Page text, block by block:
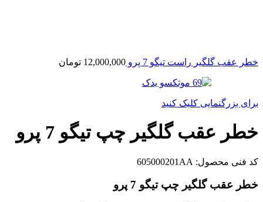
خطر عقب گلگیر راست تیگو 7 پرو 12,000,000 تومان
برای بزرگنمایی کلیک کنید
خطر عقب گلگیر چپ تیگو 7 پرو
کد فنی محصول: 605000201AA
خطر عقب گلگیر چپ تیگو 7 پرو